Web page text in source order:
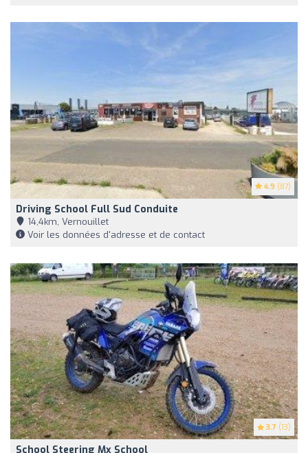
4.9 (87)
Driving School Full Sud Conduite
14,4km, Vernouillet
Voir les données d'adresse et de contact
3.7 (13)
School Steering Mx School